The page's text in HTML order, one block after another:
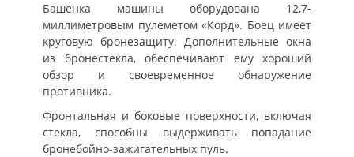
Башенка машины оборудована 12,7-
миллиметровым пулеметом «Корд». Боец имеет
круговую бронезащиту. Дополнительные окна
из бронестекла, обеспечивают ему хороший
обзор и своевременное обнаружение
противника.
Фронтальная и боковые поверхности, включая
стекла, способны выдерживать попадание
бронебойно-зажигательных пуль.